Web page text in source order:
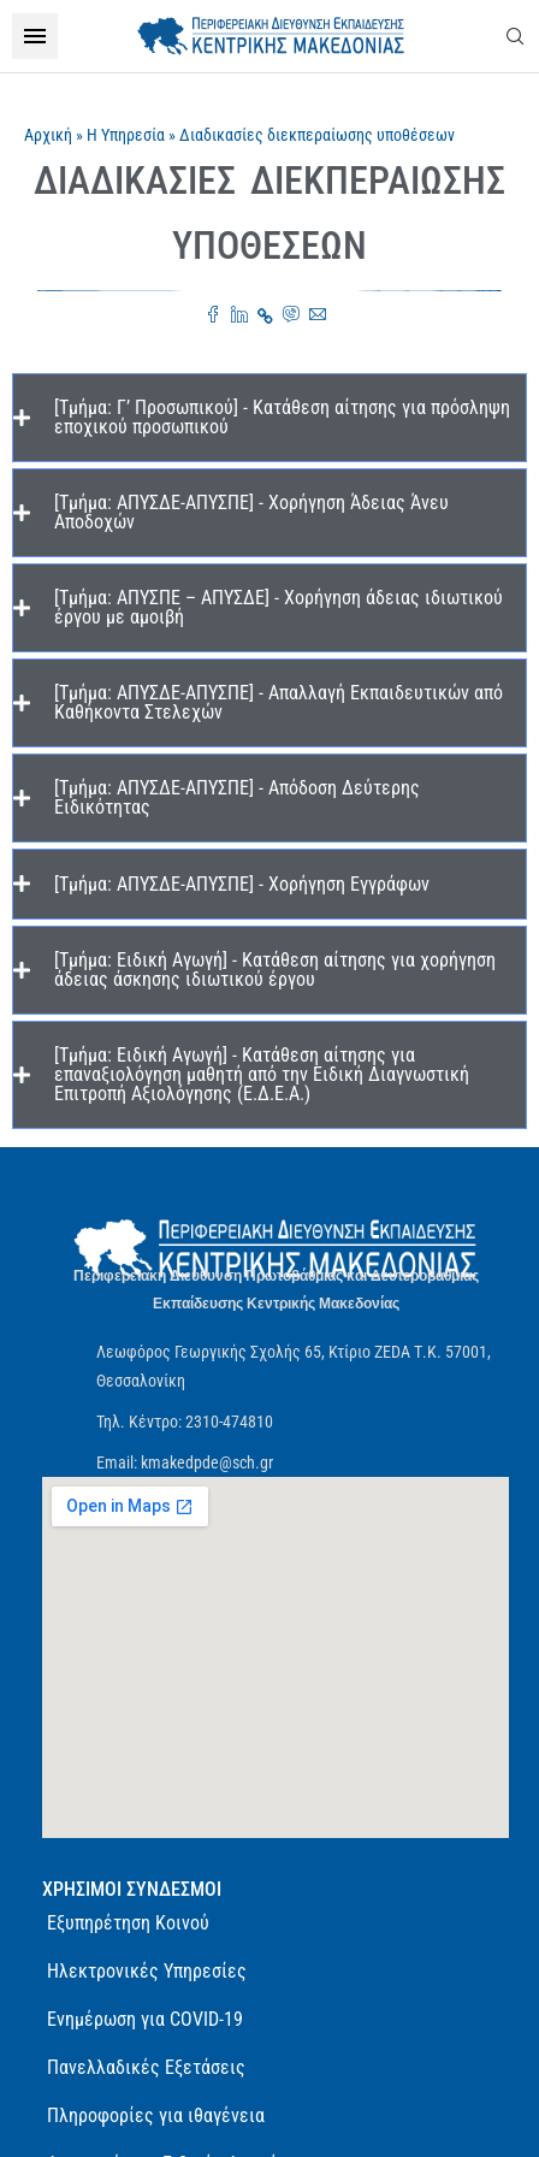
Αρχική » Η Υπηρεσία »Διαδικασίες διεκπεραίωσης υποθέσεων
ΔΙΑΔΙΚΑΣΊΕΣ ΔΙΕΚΠΕΡΑΊΩΣΗΣ
ΥΠΟΘΈΣΕΩΝ
[Τμήμα: Γ’ Προσωπικού] - Κατάθεση αίτησης για πρόσληψη
εποχικού προσωπικού
[Τμήμα: ΑΠΥΣΔΕ-ΑΠΥΣΠΕ] - Χορήγηση Άδειας Άνευ
Αποδοχών
[Τμήμα: ΑΠΥΣΠΕ – ΑΠΥΣΔΕ] - Χορήγηση άδειας ιδιωτικού
έργου με αμοιβή
[Τμήμα: ΑΠΥΣΔΕ-ΑΠΥΣΠΕ] - Απαλλαγή Εκπαιδευτικών από
Καθήκοντα Στελεχών
[Τμήμα: ΑΠΥΣΔΕ-ΑΠΥΣΠΕ] - Απόδοση Δεύτερης
Ειδικότητας
[Τμήμα: ΑΠΥΣΔΕ-ΑΠΥΣΠΕ] - Χορήγηση Εγγράφων
[Τμήμα: Ειδική Αγωγή] - Κατάθεση αίτησης για χορήγηση
άδειας άσκησης ιδιωτικού έργου
[Τμήμα: Ειδική Αγωγή] - Κατάθεση αίτησης για
επαναξιολόγηση μαθητή από την Ειδική Διαγνωστική
Επιτροπή Αξιολόγησης (Ε.Δ.Ε.Α.)
Περιφερειακή Διεύθυνση Πρωτοβάθμιας και Δευτεροβάθμιας
Εκπαίδευσης Κεντρικής Μακεδονίας
Λεωφόρος Γεωργικής Σχολής 65, Κτίριο ZEDA Τ.Κ. 57001,
Θεσσαλονίκη
Τηλ. Κέντρο: 2310-474810
Email: kmakedpde@sch.gr
ΧΡΗΣΙΜΟΙ ΣΥΝΔΕΣΜΟΙ
Εξυπηρέτηση Κοινού
Ηλεκτρονικές Υπηρεσίες
Ενημέρωση για COVID-19
Πανελλαδικές Εξετάσεις
Πληροφορίες για ιθαγένεια